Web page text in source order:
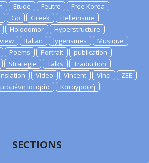
Etude Feutre
Free Korea
Go Greek
Hellenisme
Holodomor
Hyperstructure
Italian lygerismes
Musique
Poems Portrait
publication
Strategie Talks
Traduction
Video Vincent Vinci
ZEE
Ιστορία Καταγραφή
SECTIONS